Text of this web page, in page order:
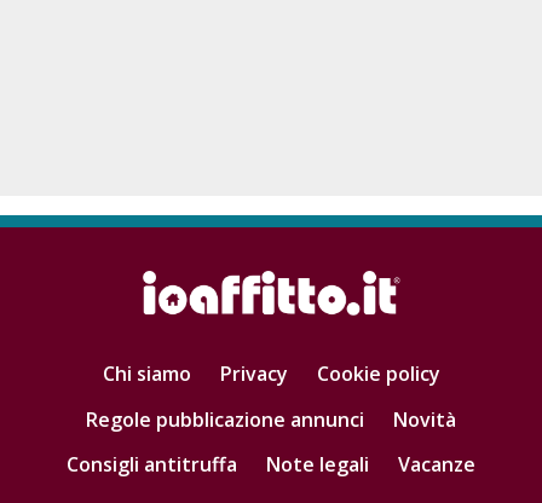
Chi siamo Privacy
Cookie policy
Regole pubblicazione annunci
Novità
Consigli antitruffa
Note legali
Vacanze